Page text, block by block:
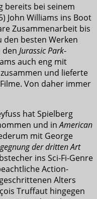
bereits bei seinem
John Williams ins Boot
Zusammenarbeit bis
den besten Werken
den Jurassic Park-
auch eng mit
und lieferte
Von daher immer
hat Spielberg
und inAmerican
mit George
der dritten Art
ins Sci-Fi-Genre
Action-
Alters
Truffaut hingegen